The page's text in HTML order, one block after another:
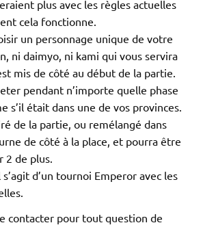
plus avec les règles actuelles
cela fonctionne.
un personnage unique de votre
ni daimyo, ni kami qui vous servira
mis de côté au début de la partie.
pendant n’importe quelle phase
s’il était dans une de vos provinces.
de la partie, ou remélangé dans
de côté à la place, et pourra être
2 de plus.
d’un tournoi Emperor avec les
contacter pour tout question de